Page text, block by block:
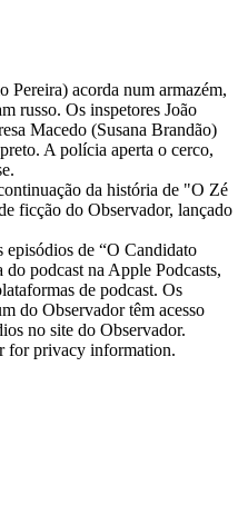
Pereira) acorda num armazém,
russo. Os inspetores João
Macedo (Susana Brandão)
A polícia aperta o cerco,
da história de "O Zé
ficção do Observador, lançado
episódios de “O Candidato
podcast na Apple Podcasts,
de podcast. Os
do Observador têm acesso
no site do Observador.
for privacy information.